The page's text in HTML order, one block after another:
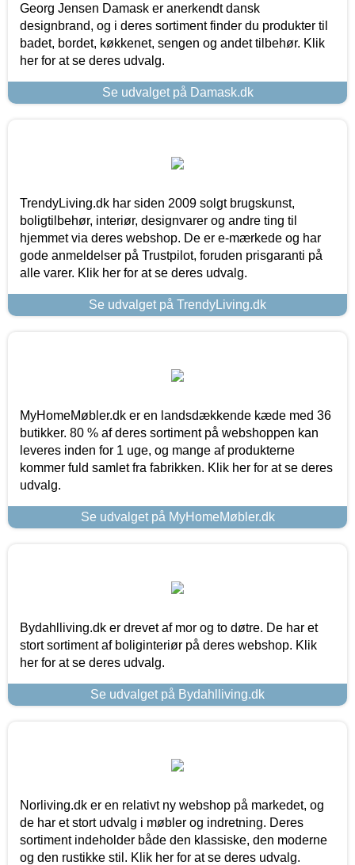
Georg Jensen Damask er anerkendt dansk
designbrand, og i deres sortiment finder du produkter til
badet, bordet, køkkenet, sengen og andet tilbehør. Klik
her for at se deres udvalg.
Se udvalget på Damask.dk
TrendyLiving.dk har siden 2009 solgt brugskunst,
boligtilbehør, interiør, designvarer og andre ting til
hjemmet via deres webshop. De er e-mærkede og har
gode anmeldelser på Trustpilot, foruden prisgaranti på
alle varer. Klik her for at se deres udvalg.
Se udvalget på TrendyLiving.dk
MyHomeMøbler.dk er en landsdækkende kæde med 36
butikker. 80 % af deres sortiment på webshoppen kan
leveres inden for 1 uge, og mange af produkterne
kommer fuld samlet fra fabrikken. Klik her for at se deres
udvalg.
Se udvalget på MyHomeMøbler.dk
Bydahlliving.dk er drevet af mor og to døtre. De har et
stort sortiment af boliginteriør på deres webshop. Klik
her for at se deres udvalg.
Se udvalget på Bydahlliving.dk
Norliving.dk er en relativt ny webshop på markedet, og
de har et stort udvalg i møbler og indretning. Deres
sortiment indeholder både den klassiske, den moderne
og den rustikke stil. Klik her for at se deres udvalg.